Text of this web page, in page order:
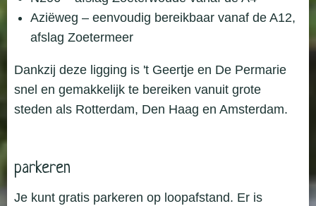
Aziëweg – eenvoudig bereikbaar vanaf de A12,
afslag Zoetermeer
Dankzij deze ligging is 't Geertje en De Permarie
snel en gemakkelijk te bereiken vanuit grote
steden als Rotterdam, Den Haag en Amsterdam.
parkeren
Je kunt gratis parkeren op loopafstand. Er is